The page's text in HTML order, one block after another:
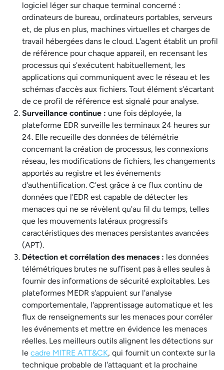
logiciel léger sur chaque terminal concerné :
ordinateurs de bureau, ordinateurs portables, serveurs
et, de plus en plus, machines virtuelles et charges de
travail hébergées dans le cloud. L'agent établit un profil
de référence pour chaque appareil, en recensant les
processus qui s'exécutent habituellement, les
applications qui communiquent avec le réseau et les
schémas d'accès aux fichiers. Tout élément s'écartant
de ce profil de référence est signalé pour analyse.
Surveillance continue : une fois déployée, la
plateforme EDR surveille les terminaux 24 heures sur
24. Elle recueille des données de télémétrie
concernant la création de processus, les connexions
réseau, les modifications de fichiers, les changements
apportés au registre et les événements
d'authentification. C'est grâce à ce flux continu de
données que l'EDR est capable de détecter les
menaces qui ne se révèlent qu'au fil du temps, telles
que les mouvements latéraux progressifs
caractéristiques des menaces persistantes avancées
(APT).
Détection et corrélation des menaces : les données
télémétriques brutes ne suffisent pas à elles seules à
fournir des informations de sécurité exploitables. Les
plateformes MEDR s'appuient sur l'analyse
comportementale, l'apprentissage automatique et les
flux de renseignements sur les menaces pour corréler
les événements et mettre en évidence les menaces
réelles. Les meilleurs outils alignent les détections sur
le cadre MITRE ATT&CK, qui fournit un contexte sur la
technique probable de l'attaquant et la prochaine